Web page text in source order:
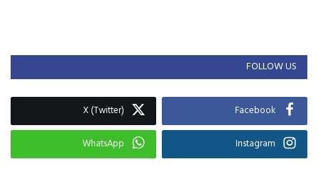
FOLLOW US
Facebook
X (Twitter)
Instagram
WhatsApp